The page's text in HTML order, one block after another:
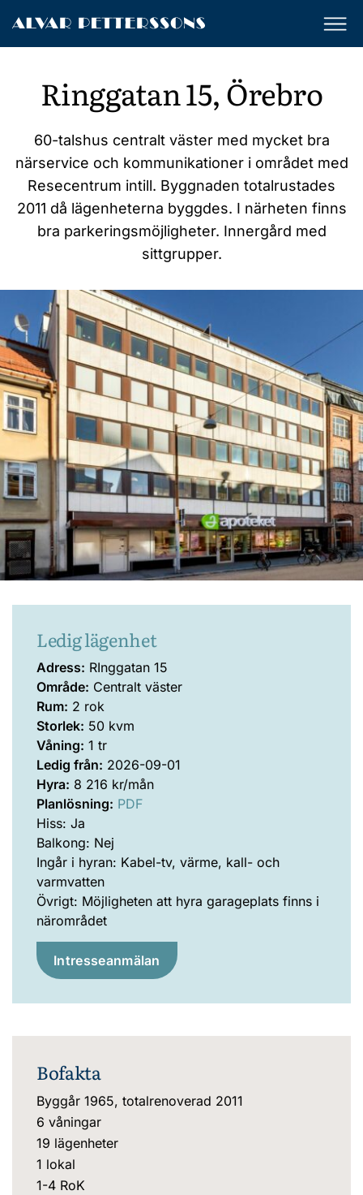
Alvar
Ringgatan 15, Örebro
60-talshus centralt väster med mycket bra
närservice och kommunikationer i området med
Resecentrum intill. Byggnaden totalrustades
2011 då lägenheterna byggdes. I närheten finns
bra parkeringsmöjligheter. Innergård med
sittgrupper.
Ledig lägenhet
Adress: RInggatan 15
Område: Centralt väster
Rum: 2 rok
Storlek: 50 kvm
Våning: 1 tr
Ledig från: 2026-09-01
Hyra: 8 216 kr/mån
Planlösning: PDF
Hiss: Ja
Balkong: Nej
Ingår i hyran: Kabel-tv, värme, kall- och
varmvatten
Övrigt: Möjligheten att hyra garageplats finns i
närområdet
Intresseanmälan
Bofakta
Byggår 1965, totalrenoverad 2011
6 våningar
19 lägenheter
1 lokal
1-4 RoK